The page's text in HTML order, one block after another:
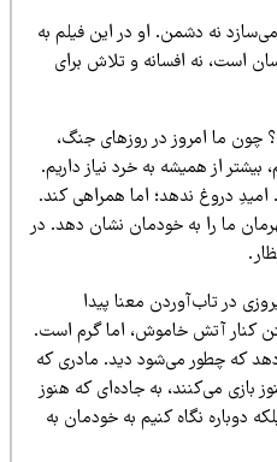
نه دشمن. او در این فیلم به
نه افسانه و تلاش برای
امروز در روزهای جنگ،
همیشه به خرد نیاز داریم.
دروغ ندهد؛ اما همراهی کند.
را به خودمان نشان دهد. در
تاب‌آوردن معنا پیدا
آتش خاموش، اما گرم است.
چطور می‌شود دید. مادری که
می‌کنند، به جاده‌ای که هنوز
نگاه کنیم به خودمان به